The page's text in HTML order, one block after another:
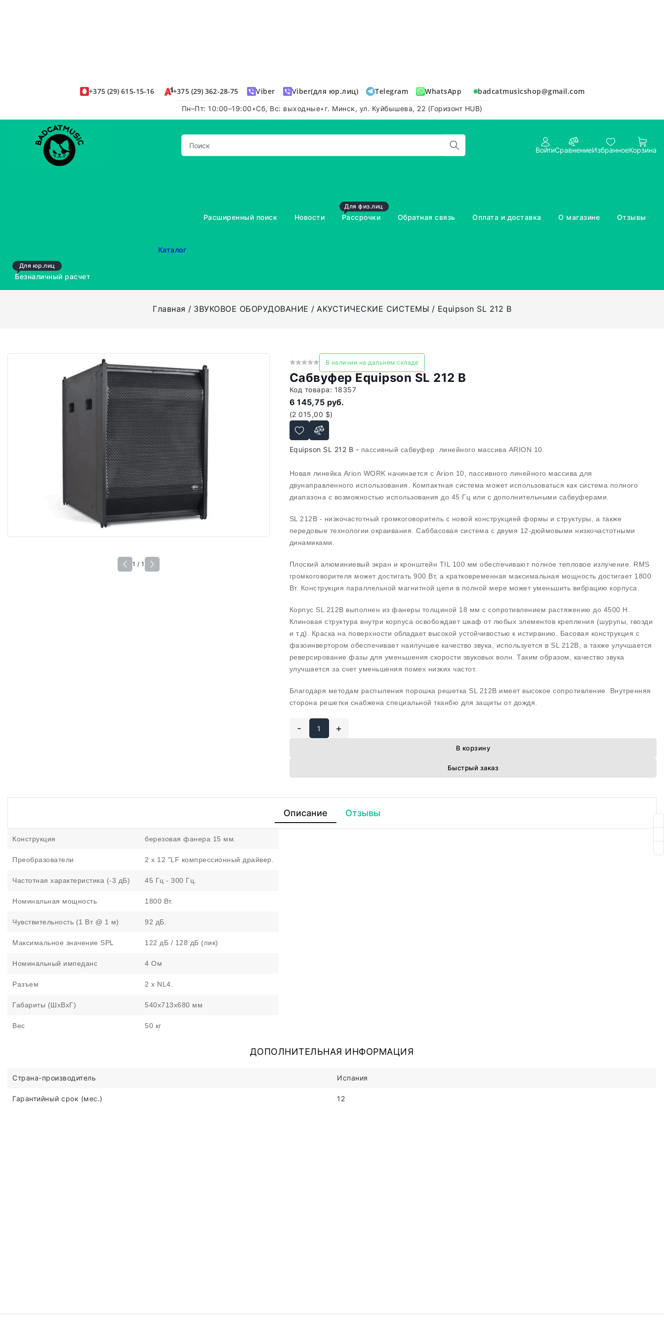
+375 (29) 615-15-16 +375 (29) 362-28-75 Viber Viber(для юр.лиц) Telegram WhatsApp badcatmusicshop@gmail.com
Пн–Пт: 10:00–19:00•Сб, Вс: выходные• г. Минск, ул. Куйбышева, 22 (Горизонт HUB)
ВойтиСравнениеИзбранноеКорзина
Каталог
Расширенный поиск Новости
Для физ.лиц
Рассрочки Обратная связь Оплата и доставка О магазине Отзывы
Для юр.лиц
Безналичный расчет
Главная ЗВУКОВОЕ ОБОРУДОВАНИЕ АКУСТИЧЕСКИЕ СИСТЕМЫ Equipson SL 212 B
1 / 1
В наличии на дальнем складе
Сабвуфер Equipson SL 212 B
Код товара: 18357
6 145,75 руб.
(2 015,00 $)
Equipson SL 212 B - пассивный сабвуфер линейного массива ARION 10.
Новая линейка Arion WORK начинается с Arion 10, пассивного линейного массива для
двунаправленного использования. Компактная система может использоваться как система полного
диапазона с возможностью использования до 45 Гц или с дополнительными сабвуферами.
SL 212B - низкочастотный громкоговоритель с новой конструкцией формы и структуры, а также
передовые технологии окраивания. Саббасовая система с двумя 12-дюймовыми низкочастотными
динамиками.
Плоский алюминиевый экран и кронштейн TIL 100 мм обеспечивают полное тепловое излучение. RMS
громкоговорителя может достигать 900 Вт, а кратковременная максимальная мощность достигает 1800
Вт. Конструкция параллельной магнитной цепи в полной мере может уменьшить вибрацию корпуса.
Корпус SL 212B выполнен из фанеры толщиной 18 мм с сопротивлением растяжению до 4500 Н.
Клиновая структура внутри корпуса освобождает шкаф от любых элементов крепления (шурупы, гвозди
и т.д). Краска на поверхности обладает высокой устойчивостью к истиранию. Басовая конструкция с
фазоинвертором обеспечивает наилучшее качество звука, используется в SL 212B, а также улучшается
реверсирование фазы для уменьшения скорости звуковых волн. Таким образом, качество звука
улучшается за счет уменьшения помех низких частот.
Благодаря методам распыления порошка решетка SL 212B имеет высокое сопротивление. Внутренняя
сторона решетки снабжена специальной тканбю для защиты от дождя.
- +
В корзину
Быстрый заказ
Описание Отзывы
Конструкция березовая фанера 15 мм.
Преобразователи 2 x 12 "LF компрессионный драйвер.
Частотная характеристика (-3 дБ) 45 Гц - 300 Гц.
Номинальная мощность 1800 Вт.
Чувствительность (1 Вт @ 1 м) 92 дБ.
Максимальное значение SPL 122 дБ / 128 дБ (пик)
Номинальный импеданс 4 Ом
Разъем 2 x NL4.
Габариты (ШхВхГ) 540x713x680 мм
Вес 50 кг
ДОПОЛНИТЕЛЬНАЯ ИНФОРМАЦИЯ
Страна-производитель Испания
Гарантийный срок (мес.) 12